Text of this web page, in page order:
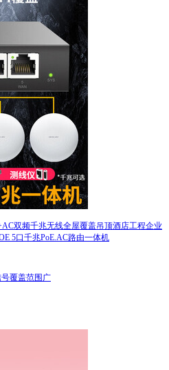
双频千兆无线全屋覆盖吊顶酒店工程企业
5口千兆PoE.AC路由一体机
覆盖范围广